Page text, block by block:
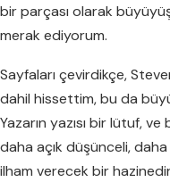
bir parçası olarak
merak ediyorum.
Sayfaları çevirdikçe,
dahil hissettim, bu da
Yazarın yazısı bir lütuf,
daha açık düşünceli,
ilham verecek bir